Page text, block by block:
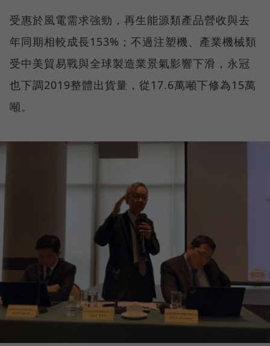
受惠於風電需求強勁，再生能源類產品營收與去
年同期相較成長153%；不過注塑機、產業機械類
受中美貿易戰與全球製造業景氣影響下滑，永冠
也下調2019整體出貨量，從17.6萬噸下修為15萬
噸。